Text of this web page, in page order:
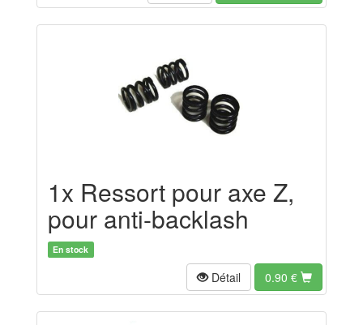
1x Ressort pour axe Z,
pour anti-backlash
En stock
Détail 0.90 €